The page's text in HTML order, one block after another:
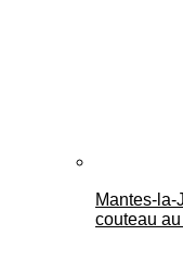
Mantes-la-
couteau